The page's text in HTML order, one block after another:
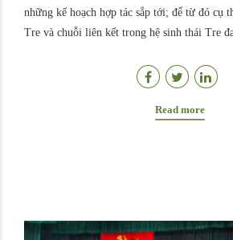
những kế hoạch hợp tác sắp tới; để từ đó cụ
Tre và chuỗi liên kết trong hệ sinh thái Tre
Read more